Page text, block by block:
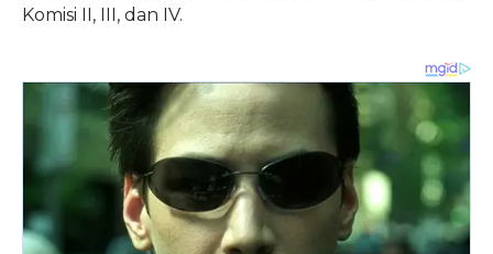
Komisi II, III, dan IV.